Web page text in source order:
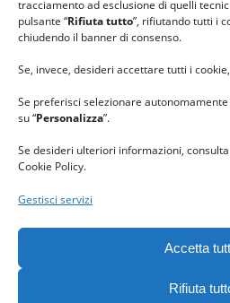
tracciamento ad esclusione di quelli
pulsante “Rifiuta tutto”, rifiutando tutti i
chiudendo il banner di consenso.
Se, invece, desideri accettare tutti i
Se preferisci selezionare
su “Personalizza”.
Se desideri ulteriori informazioni,
Cookie Policy.
Gestisci servizi
Accetta
Rifiuta